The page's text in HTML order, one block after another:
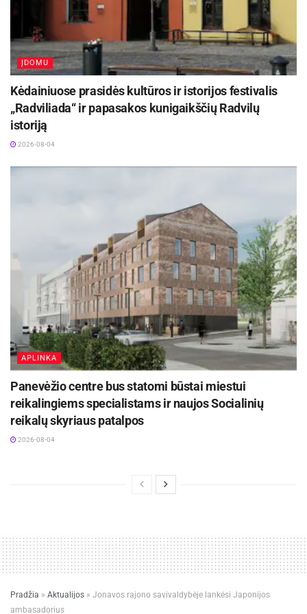
Startup_Lab projektas bendrai finansuojamas
Europos Sąjungos ir Saulėtekio Tech parko
lėšomis ir vyks iki 2027 m. vasario mėn.
Šaltinis: Pasvalio rajono savivaldybė
ĮDOMU
Kėdainiuose prasidės kultūros ir istorijos festivalis
„Radviliada“ ir papasakos kunigaikščių Radvilų
istoriją
2026-08-04
APLINKA
Panevėžio centre bus statomi būstai miestui
reikalingiems specialistams ir naujos Socialinių
reikalų skyriaus patalpos
2026-08-04
Pradžia » Aktualijos » Jonavos rajono savivaldybėje lankėsi Japonijos
ambasadorius